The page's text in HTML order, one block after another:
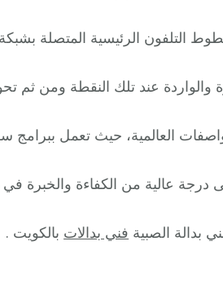
التلفون الرئيسية المتصلة بشبكة
عند تلك النقطة ومن ثم
العالمية، حيث تعمل ببرامج
عالية من الكفاءة والخبرة في
بدالة الصبية فني بدالات بالكويت .